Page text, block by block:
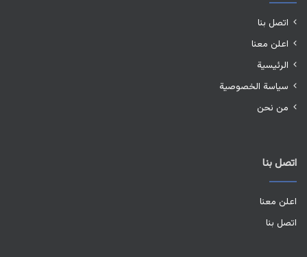
اتصل بنا
اعلن معنا
الرئيسية
سياسة الخصوصية
من نحن
اتصل بنا
اعلن معنا
اتصل بنا